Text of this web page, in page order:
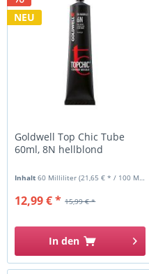
NEU
Goldwell Top Chic Tube
60ml, 8N hellblond
Inhalt60 Milliliter(21,65 € * / 100 Milliliter)
15,99 € *
12,99 € *
In den